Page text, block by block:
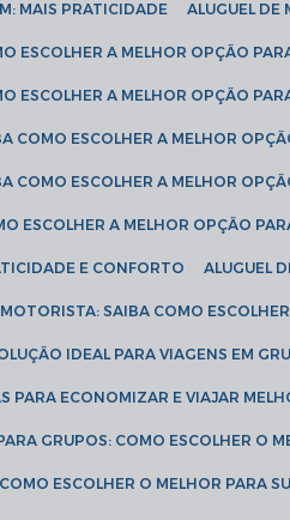
MAIS PRATICIDADE ALUGUEL
ESCOLHER A MELHOR OPÇÃO
ESCOLHER A MELHOR OPÇÃO
COMO ESCOLHER A MELHOR
COMO ESCOLHER A MELHOR
ESCOLHER A MELHOR OPÇÃO
E CONFORTO
MOTORISTA: SAIBA COMO
IDEAL PARA VIAGENS EM
PARA ECONOMIZAR E VIAJAR
GRUPOS: COMO ESCOLHER O
ESCOLHER O MELHOR PARA